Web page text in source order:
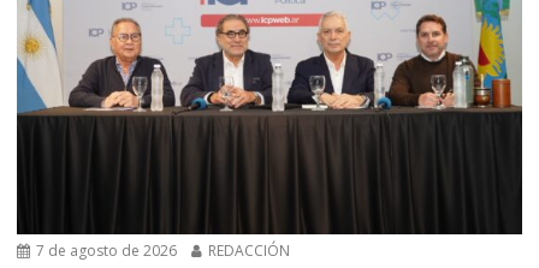
7 de agosto de 2026 REDACCIÓN